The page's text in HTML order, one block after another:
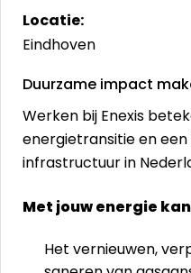
Locatie:
Eindhoven
Duurzame impact
Werken bij Enexis
energietransitie en
infrastructuur in
Met jouw energie
Het vernieuwen,